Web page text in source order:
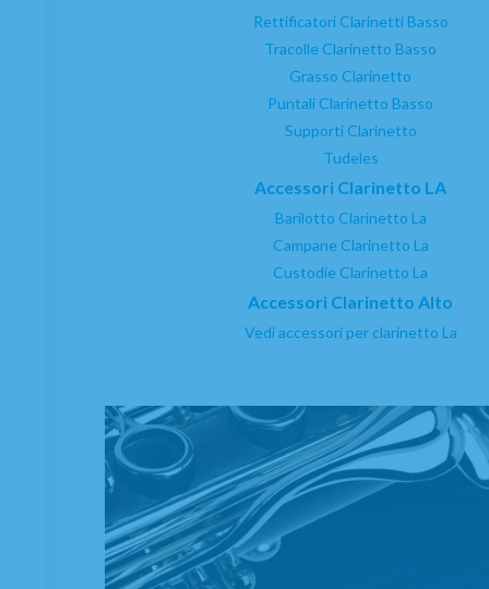
Rettificatori Clarinetti Basso
Tracolle Clarinetto Basso
Grasso Clarinetto
Puntali Clarinetto Basso
Supporti Clarinetto
Tudeles
Accessori Clarinetto LA
Barilotto Clarinetto La
Campane Clarinetto La
Custodie Clarinetto La
Accessori Clarinetto Alto
Vedi accessori per clarinetto La